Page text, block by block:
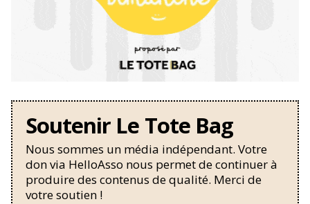
Soutenir Le Tote Bag
Nous sommes un média indépendant. Votre
don via HelloAsso nous permet de continuer à
produire des contenus de qualité. Merci de
votre soutien !